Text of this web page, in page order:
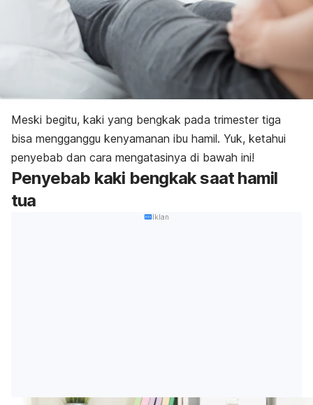
Meski begitu, kaki yang bengkak pada trimester tiga
bisa mengganggu kenyamanan ibu hamil. Yuk, ketahui
penyebab dan cara mengatasinya di bawah ini!
Penyebab kaki bengkak saat hamil
tua
Iklan